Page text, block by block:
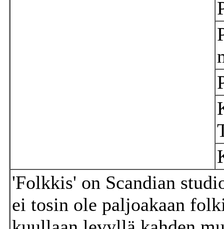
'Folkkis' on Scandian
ei tosin ole paljoakaan